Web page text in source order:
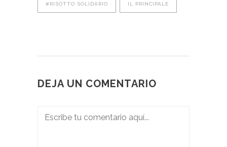
#RISOTTO SOLIDARIO IL PRINCIPALE
DEJA UN COMENTARIO